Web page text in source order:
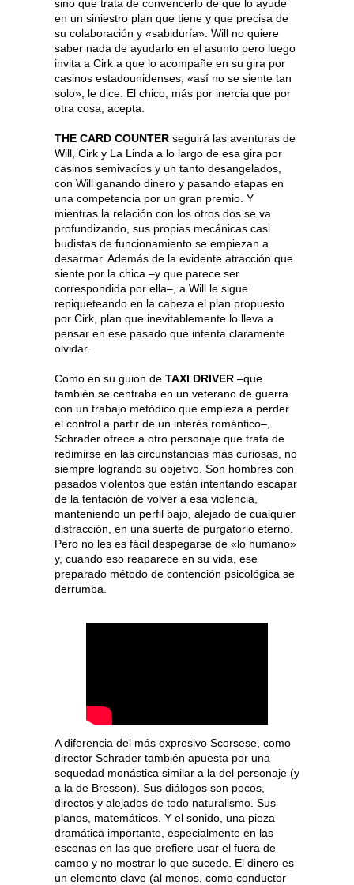
sino que trata de convencerlo de que lo ayude
en un siniestro plan que tiene y que precisa de
su colaboración y «sabiduría». Will no quiere
saber nada de ayudarlo en el asunto pero luego
invita a Cirk a que lo acompañe en su gira por
casinos estadounidenses, «así no se siente tan
solo», le dice. El chico, más por inercia que por
otra cosa, acepta.
THE CARD COUNTER seguirá las aventuras de
Will, Cirk y La Linda a lo largo de esa gira por
casinos semivacíos y un tanto desangelados,
con Will ganando dinero y pasando etapas en
una competencia por un gran premio. Y
mientras la relación con los otros dos se va
profundizando, sus propias mecánicas casi
budistas de funcionamiento se empiezan a
desarmar. Además de la evidente atracción que
siente por la chica –y que parece ser
correspondida por ella–, a Will le sigue
repiqueteando en la cabeza el plan propuesto
por Cirk, plan que inevitablemente lo lleva a
pensar en ese pasado que intenta claramente
olvidar.
Como en su guion de TAXI DRIVER –que
también se centraba en un veterano de guerra
con un trabajo metódico que empieza a perder
el control a partir de un interés romántico–,
Schrader ofrece a otro personaje que trata de
redimirse en las circunstancias más curiosas, no
siempre logrando su objetivo. Son hombres con
pasados violentos que están intentando escapar
de la tentación de volver a esa violencia,
manteniendo un perfil bajo, alejado de cualquier
distracción, en una suerte de purgatorio eterno.
Pero no les es fácil despegarse de «lo humano»
y, cuando eso reaparece en su vida, ese
preparado método de contención psicológica se
derrumba.
A diferencia del más expresivo Scorsese, como
director Schrader también apuesta por una
sequedad monástica similar a la del personaje (y
a la de Bresson). Sus diálogos son pocos,
directos y alejados de todo naturalismo. Sus
planos, matemáticos. Y el sonido, una pieza
dramática importante, especialmente en las
escenas en las que prefiere usar el fuera de
campo y no mostrar lo que sucede. El dinero es
un elemento clave (al menos, como conductor